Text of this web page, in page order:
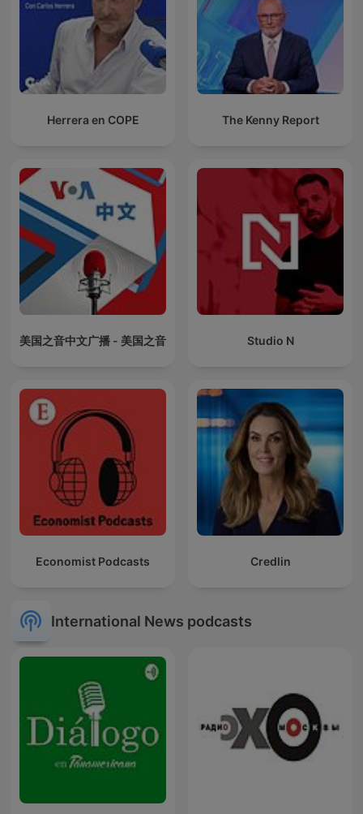
Herrera en COPE The Kenny Report
美国之音中文广播 - 美国之音 Studio N
Economist Podcasts Credlin
International News podcasts